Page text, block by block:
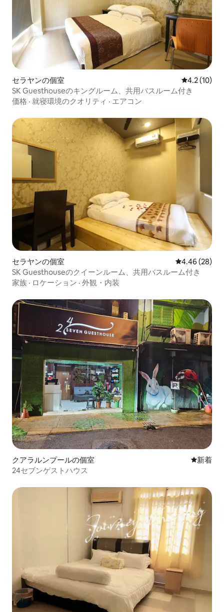
セラヤンの個室 レビュー10
4.2 (10)
SK Guesthouseのキングルーム、共用バスルーム付き
価格 · 就寝環境のクオリティ · エアコン
セラヤンの個室 レビュー28
4.46 (28)
SK Guesthouseのクイーンルーム、共用バスルーム付き
家族 · ロケーション · 外観・内装
クアラルンプールの個室 新しい宿
新着
24セブンゲストハウス